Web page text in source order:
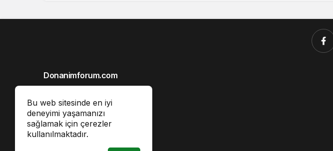
Bu web sitesinde en iyi
deneyimi yaşamanızı
sağlamak için çerezler
kullanılmaktadır.
Donanimforum.com
Gizlilik İlkeleri
Reklam
İletişim